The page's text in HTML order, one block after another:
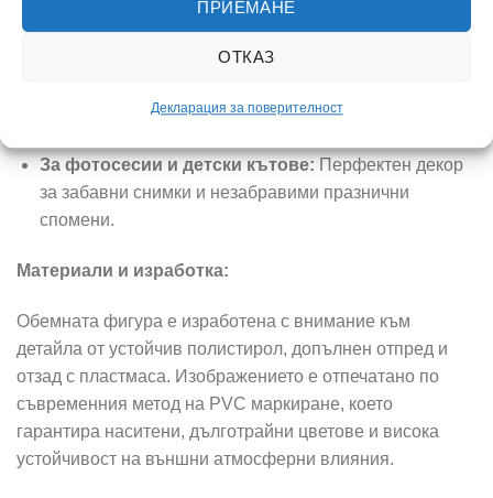
ПРИЕМАНЕ
ОТКАЗ
Декларация за поверителност
минувачите, който кани малките и големите
любители на сладкото да прекрачат прага ви.
ярък център на събитието и вълнуващ акцент в
За фотосесии и детски кътове:Перфектен декор
за забавни снимки и незабравими празнични
спомени.
Материали и изработка:
Обемната фигура е изработена с внимание към
детайла от устойчив полистирол, допълнен отпред и
отзад с пластмаса. Изображението е отпечатано по
съвременния метод на PVC маркиране, което
гарантира наситени, дълготрайни цветове и висока
устойчивост на външни атмосферни влияния.